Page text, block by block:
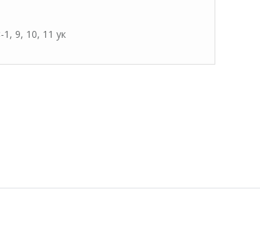
9, 10, 11 ук